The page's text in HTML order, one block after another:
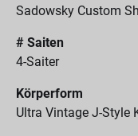
Sadowsky Custom
# Saiten
4-Saiter
Körperform
Ultra Vintage J-Style